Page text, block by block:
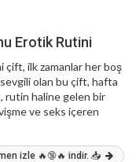
Erotik Rutini
çift, ilk zamanlar her boş
olan bu çift, hafta
rutin haline gelen bir
ve seks içeren
izle 🔥🔞🔥 indir. 📥